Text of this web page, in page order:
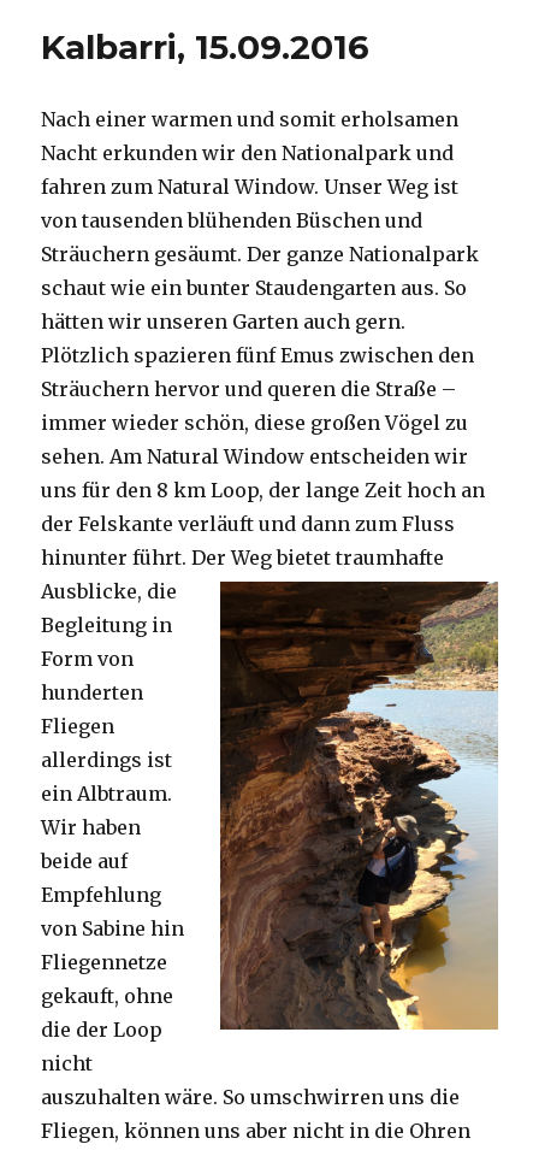
Kalbarri, 15.09.2016
Nach einer warmen und somit erholsamen
Nacht erkunden wir den Nationalpark und
fahren zum Natural Window. Unser Weg ist
von tausenden blühenden Büschen und
Sträuchern gesäumt. Der ganze Nationalpark
schaut wie ein bunter Staudengarten aus. So
hätten wir unseren Garten auch gern.
Plötzlich spazieren fünf Emus zwischen den
Sträuchern hervor und queren die Straße –
immer wieder schön, diese großen Vögel zu
sehen. Am Natural Window entscheiden wir
uns für den 8 km Loop, der lange Zeit hoch an
der Felskante verläuft und dann zum Fluss
hinunter führt. Der Weg bietet traumhafte
Ausblicke, die
Begleitung in
Form von
hunderten
Fliegen
allerdings ist
ein Albtraum.
Wir haben
beide auf
Empfehlung
von Sabine hin
Fliegennetze
gekauft, ohne
die der Loop
nicht
auszuhalten wäre. So umschwirren uns die
Fliegen, können uns aber nicht in die Ohren